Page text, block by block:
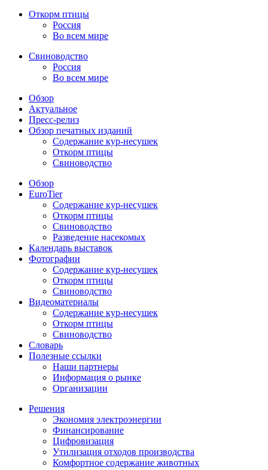
Откорм птицы
Россия
Во всем мире
Свиноводство
Россия
Во всем мире
Обзор
Актуальное
Пресс-релиз
Обзор печатных изданий
Содержание кур-несушек
Откорм птицы
Свиноводство
Обзор
EuroTier
Содержание кур-несушек
Откорм птицы
Свиноводство
Разведение насекомых
Календарь выставок
Фотографии
Содержание кур-несушек
Откорм птицы
Свиноводство
Видеоматериалы
Содержание кур-несушек
Откорм птицы
Свиноводство
Словарь
Полезные ссылки
Наши партнеры
Информация о рынке
Организации
Решения
Экономия электроэнергии
Финансирование
Цифровизация
Утилизация отходов производства
Комфортное содержание животных